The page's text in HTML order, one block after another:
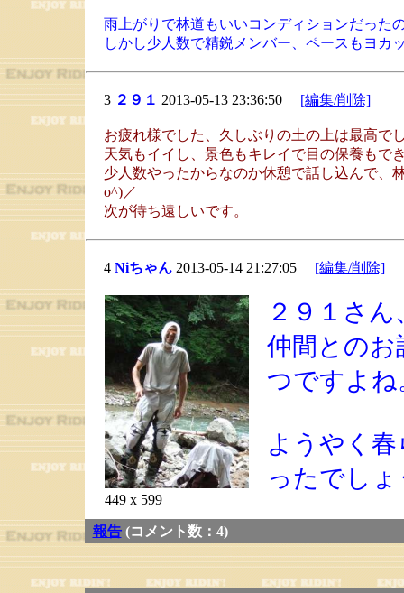
雨上がりで林道もいいコンディションだった
しかし少人数で精鋭メンバー、ペースもヨカ
3 ２９１ 2013-05-13 23:36:50 [編集/削除]
お疲れ様でした、久しぶりの土の上は最高で
天気もイイし、景色もキレイで目の保養もで
少人数やったからなのか休憩で話し込んで、
o^)／
次が待ち遠しいです。
4 Niちゃん2013-05-14 21:27:05 [編集/削除]
449 x 599
２９１さ
仲間との
つですよね
ようやく
ったでし
報告(コメント数：4)